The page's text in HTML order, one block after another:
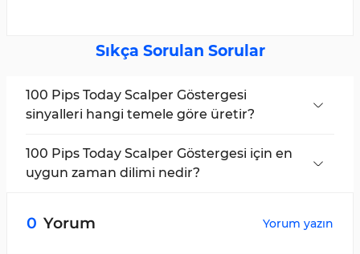
Sıkça Sorulan Sorular
100 Pips Today Scalper Göstergesi
sinyalleri hangi temele göre üretir?
çizginin renk değişimine dayalı alım-satım
sinyalleri üretir ve işlem girişi teyidi için yıldız
100 Pips Today Scalper Göstergesi için en
uygun zaman dilimi nedir?
scalping işlemleri için 5 dakikalık ve 15 dakikalık
0 Yorum Yorum yazın